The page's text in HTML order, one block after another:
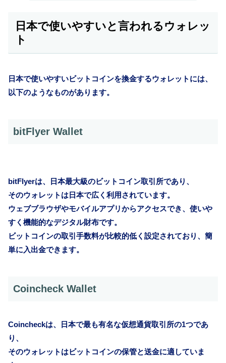
日本で使いやすいと言われるウォレッ
ト
日本で使いやすいビットコインを換金するウォレットには、
以下のようなものがあります。
bitFlyer Wallet
bitFlyerは、日本最大級のビットコイン取引所であり、
そのウォレットは日本で広く利用されています。
ウェブブラウザやモバイルアプリからアクセスでき、使いや
すく機能的なデジタル財布です。
ビットコインの取引手数料が比較的低く設定されており、簡
単に入出金できます。
Coincheck Wallet
Coincheckは、日本で最も有名な仮想通貨取引所の1つであ
り、
そのウォレットはビットコインの保管と送金に適していま